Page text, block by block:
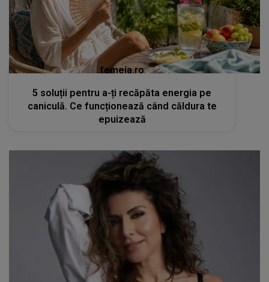
femeia.ro
5 soluții pentru a-ți recăpăta energia pe
caniculă. Ce funcționează când căldura te
epuizează